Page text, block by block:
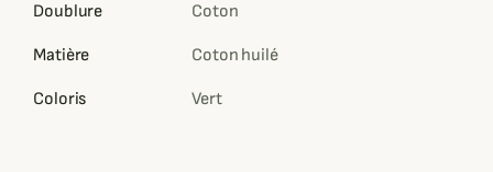
Doublure Coton
Matière Coton huilé
Coloris Vert